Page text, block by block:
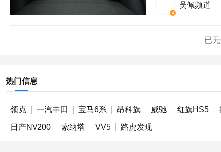
吴佩频道
已
热门信息
领克 一汽丰田 宝马6系 昂科旗 威驰 红旗HS5
日产NV200 索纳塔 VV5 路虎发现